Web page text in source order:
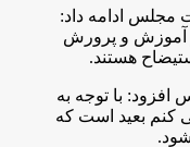
ادامه داد:
آموزش و پرورش
هستند.
با توجه به
کنم بعید است که